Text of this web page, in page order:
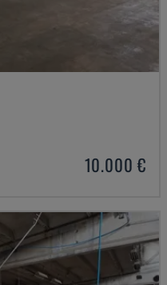
10.000 €